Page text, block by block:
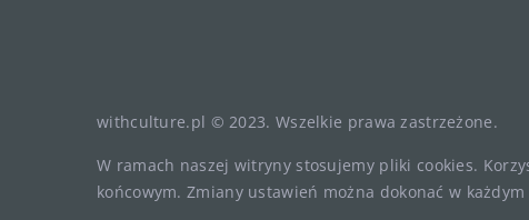
withculture.pl © 2023. Wszelkie prawa zastrzeżone.
W ramach naszej witryny stosujemy pliki cookies.
końcowym. Zmiany ustawień można dokonać w